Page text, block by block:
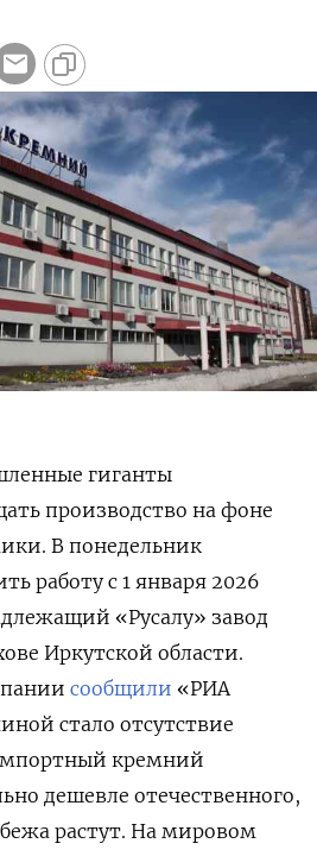
гиганты
производство на фоне
В понедельник
работу с 1 января 2026
«Русалу» завод
Иркутской области.
сообщили «РИА
стало отсутствие
кремний
дешевле отечественного,
растут. На мировом